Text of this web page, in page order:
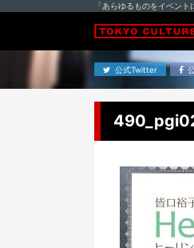
「あらゆるものをイベン
公式Twitter